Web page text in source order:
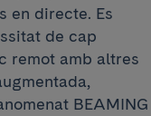
en directe. Es
de cap
remot amb altres
BEAMING